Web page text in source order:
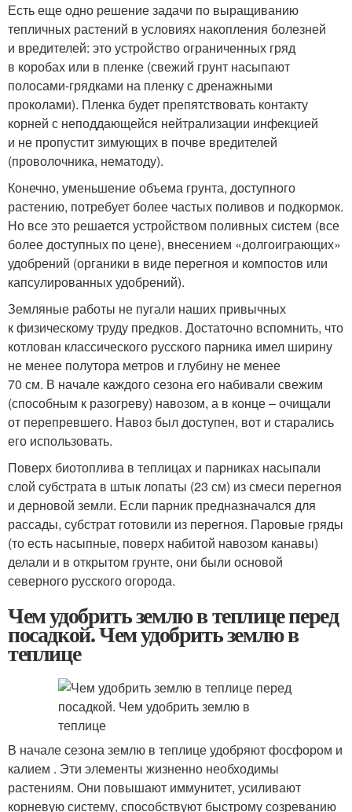
Есть еще одно решение задачи по выращиванию
тепличных растений в условиях накопления болезней
и вредителей: это устройство ограниченных гряд
в коробах или в пленке (свежий грунт насыпают
полосами-грядками на пленку с дренажными
проколами). Пленка будет препятствовать контакту
корней с неподдающейся нейтрализации инфекцией
и не пропустит зимующих в почве вредителей
(проволочника, нематоду).
Конечно, уменьшение объема грунта, доступного
растению, потребует более частых поливов и подкормок.
Но все это решается устройством поливных систем (все
более доступных по цене), внесением «долгоиграющих»
удобрений (органики в виде перегноя и компостов или
капсулированных удобрений).
Земляные работы не пугали наших привычных
к физическому труду предков. Достаточно вспомнить, что
котлован классического русского парника имел ширину
не менее полутора метров и глубину не менее
70 см. В начале каждого сезона его набивали свежим
(способным к разогреву) навозом, а в конце – очищали
от перепревшего. Навоз был доступен, вот и старались
его использовать.
Поверх биотоплива в теплицах и парниках насыпали
слой субстрата в штык лопаты (23 см) из смеси перегноя
и дерновой земли. Если парник предназначался для
рассады, субстрат готовили из перегноя. Паровые гряды
(то есть насыпные, поверх набитой навозом канавы)
делали и в открытом грунте, они были основой
северного русского огорода.
Чем удобрить землю в теплице перед
посадкой. Чем удобрить землю в
теплице
В начале сезона землю в теплице удобряют фосфором и
калием . Эти элементы жизненно необходимы
растениям. Они повышают иммунитет, усиливают
корневую систему, способствуют быстрому созреванию